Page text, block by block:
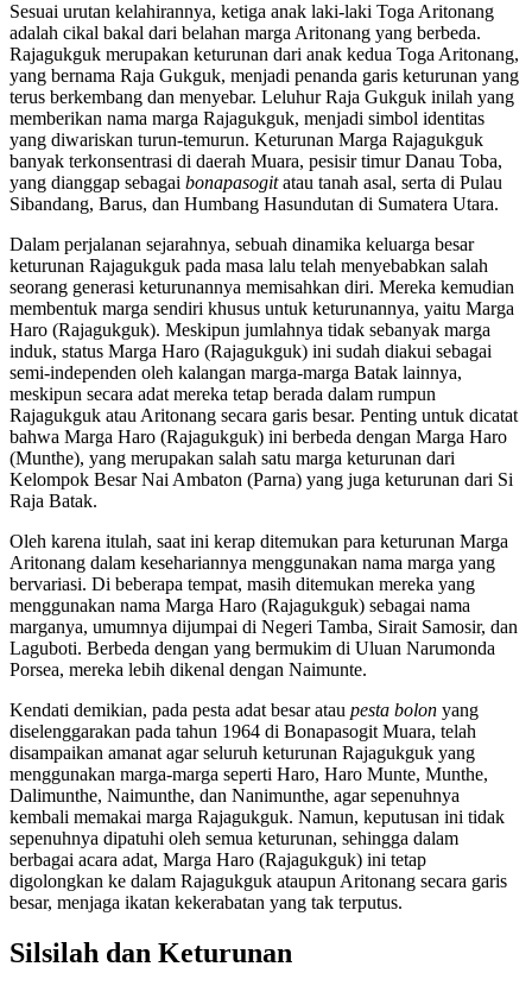
Sesuai urutan kelahirannya, ketiga anak laki-laki Toga Aritonang
adalah cikal bakal dari belahan marga Aritonang yang berbeda.
Rajagukguk merupakan keturunan dari anak kedua Toga Aritonang,
yang bernama Raja Gukguk, menjadi penanda garis keturunan yang
terus berkembang dan menyebar. Leluhur Raja Gukguk inilah yang
memberikan nama marga Rajagukguk, menjadi simbol identitas
yang diwariskan turun-temurun. Keturunan Marga Rajagukguk
banyak terkonsentrasi di daerah Muara, pesisir timur Danau Toba,
yang dianggap sebagai bonapasogitatau tanah asal, serta di Pulau
Sibandang, Barus, dan Humbang Hasundutan di Sumatera Utara.
Dalam perjalanan sejarahnya, sebuah dinamika keluarga besar
keturunan Rajagukguk pada masa lalu telah menyebabkan salah
seorang generasi keturunannya memisahkan diri. Mereka kemudian
membentuk marga sendiri khusus untuk keturunannya, yaitu Marga
Haro (Rajagukguk). Meskipun jumlahnya tidak sebanyak marga
induk, status Marga Haro (Rajagukguk) ini sudah diakui sebagai
semi-independen oleh kalangan marga-marga Batak lainnya,
meskipun secara adat mereka tetap berada dalam rumpun
Rajagukguk atau Aritonang secara garis besar. Penting untuk dicatat
bahwa Marga Haro (Rajagukguk) ini berbeda dengan Marga Haro
(Munthe), yang merupakan salah satu marga keturunan dari
Kelompok Besar Nai Ambaton (Parna) yang juga keturunan dari Si
Raja Batak.
Oleh karena itulah, saat ini kerap ditemukan para keturunan Marga
Aritonang dalam kesehariannya menggunakan nama marga yang
bervariasi. Di beberapa tempat, masih ditemukan mereka yang
menggunakan nama Marga Haro (Rajagukguk) sebagai nama
marganya, umumnya dijumpai di Negeri Tamba, Sirait Samosir, dan
Laguboti. Berbeda dengan yang bermukim di Uluan Narumonda
Porsea, mereka lebih dikenal dengan Naimunte.
Kendati demikian, pada pesta adat besar atau pesta bolon yang
diselenggarakan pada tahun 1964 di Bonapasogit Muara, telah
disampaikan amanat agar seluruh keturunan Rajagukguk yang
menggunakan marga-marga seperti Haro, Haro Munte, Munthe,
Dalimunthe, Naimunthe, dan Nanimunthe, agar sepenuhnya
kembali memakai marga Rajagukguk. Namun, keputusan ini tidak
sepenuhnya dipatuhi oleh semua keturunan, sehingga dalam
berbagai acara adat, Marga Haro (Rajagukguk) ini tetap
digolongkan ke dalam Rajagukguk ataupun Aritonang secara garis
besar, menjaga ikatan kekerabatan yang tak terputus.
Silsilah dan Keturunan